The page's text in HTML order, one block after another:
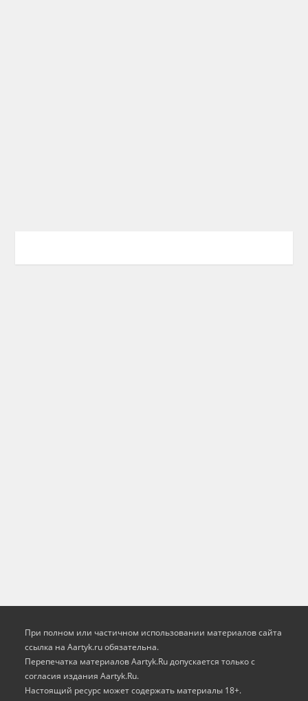
При полном или частичном использовании материалов сайта
ссылка на Aartyk.ru oбязательна.
Перепечатка материалов Aartyk.Ru допускается только с
согласия издания Aartyk.Ru.
Настоящий ресурс может содержать материалы 18+.